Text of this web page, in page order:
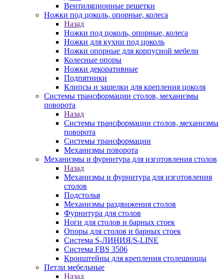
Вентиляционные решетки
Ножки под цоколь, опорные, колеса
Назад
Ножки под цоколь, опорные, колеса
Ножки для кухни под цоколь
Ножки опорные для корпусной мебели
Колесные опоры
Ножки декоративные
Подпятники
Клипсы и защелки для крепления цоколя
Системы трансформации столов, механизмы
поворота
Назад
Системы трансформации столов, механизмы
поворота
Системы трансформации
Механизмы поворота
Механизмы и фурнитура для изготовления столов
Назад
Механизмы и фурнитура для изготовления
столов
Подстолья
Механизмы раздвижения столов
Фурнитура для столов
Ноги для столов и барных стоек
Опоры для столов и барных стоек
Система S-ЛИНИЯ/S-LINE
Система FBS 3506
Кронштейны для крепления столешницы
Петли мебельные
Назад